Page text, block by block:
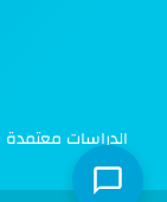
الدراسات